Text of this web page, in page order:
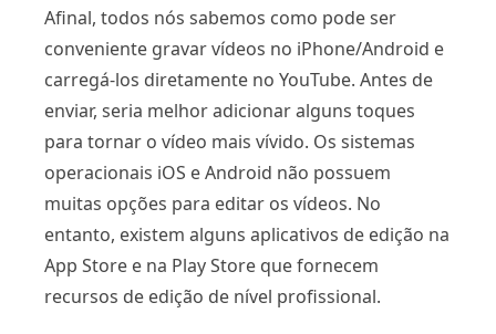
Afinal, todos nós sabemos como pode ser
conveniente gravar vídeos no iPhone/Android e
carregá-los diretamente no YouTube. Antes de
enviar, seria melhor adicionar alguns toques
para tornar o vídeo mais vívido. Os sistemas
operacionais iOS e Android não possuem
muitas opções para editar os vídeos. No
entanto, existem alguns aplicativos de edição na
App Store e na Play Store que fornecem
recursos de edição de nível profissional.